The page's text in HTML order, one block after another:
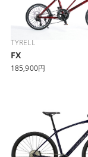
TYRELL
FX
185,900円